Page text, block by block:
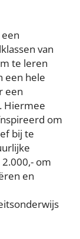
van
te leren
een hele
een
Hiermee
om
bij te
om
en